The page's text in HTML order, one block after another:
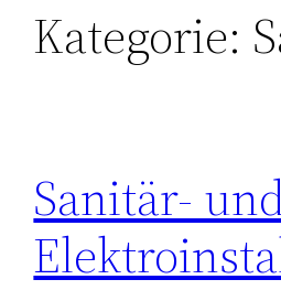
Kategorie:
Sanitär-